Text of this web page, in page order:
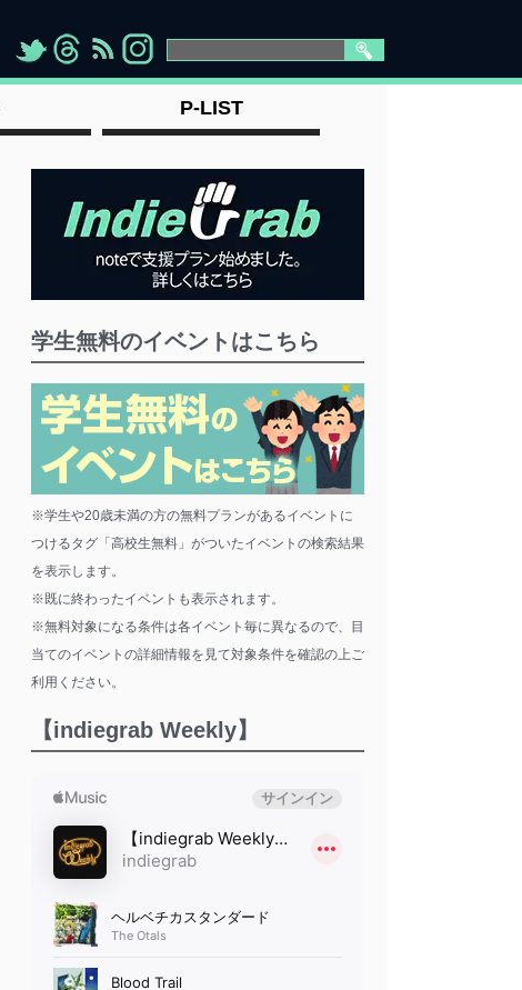
"> "> "> " >
P-LIST
学生無料のイベントはこちら
※学生や20歳未満の方の無料プランがあるイベントに
つけるタグ「高校生無料」がついたイベントの検索結果
を表示します。
※既に終わったイベントも表示されます。
※無料対象になる条件は各イベント毎に異なるので、目
当てのイベントの詳細情報を見て対象条件を確認の上ご
利用ください。
【indiegrab Weekly】